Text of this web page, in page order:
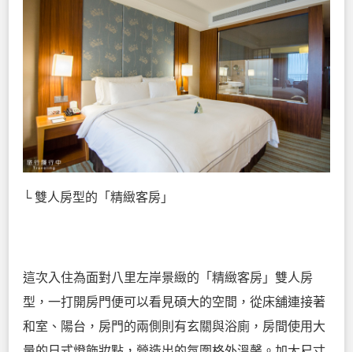
└ 雙人房型的「精緻客房」
這次入住為面對八里左岸景緻的「精緻客房」雙人房
型，一打開房門便可以看見碩大的空間，從床舖連接著
和室、陽台，房門的兩側則有玄關與浴廁，房間使用大